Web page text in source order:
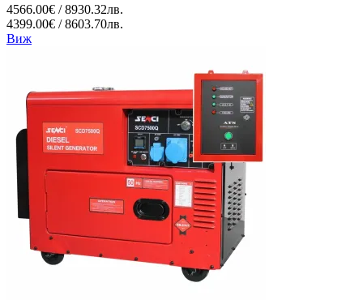
4566.00€ / 8930.32лв.
4399.00€ / 8603.70лв.
Виж